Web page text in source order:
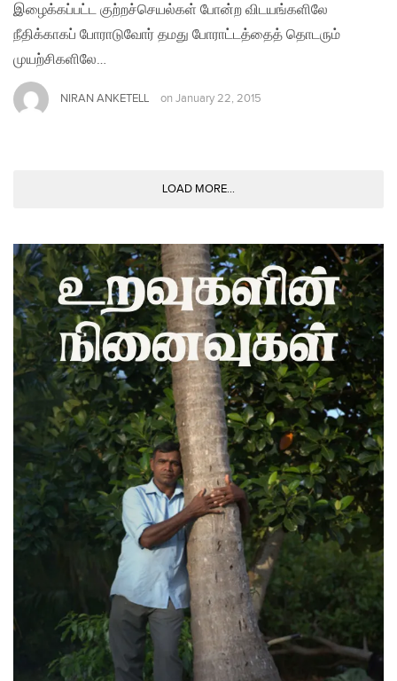
இழைக்கப்பட்ட குற்றச்செயல்கள் போன்ற விடயங்களிலே
நீதிக்காகப் போராடுவோர் தமது போராட்டத்தைத் தொடரும்
முயற்சிகளிலே…
NIRAN ANKETELL on January 22, 2015
LOAD MORE...